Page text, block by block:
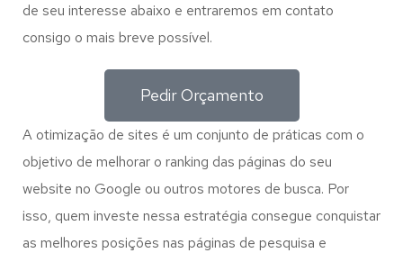
de seu interesse abaixo e entraremos em contato
consigo o mais breve possível.
Pedir Orçamento
A otimização de sites é um conjunto de práticas com o
objetivo de melhorar o ranking das páginas do seu
website no Google ou outros motores de busca. Por
isso, quem investe nessa estratégia consegue conquistar
as melhores posições nas páginas de pesquisa e